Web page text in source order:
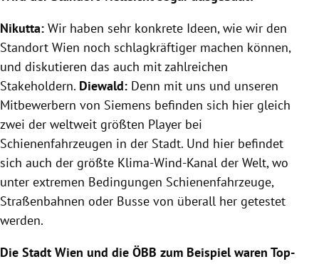
Nikutta: Wir haben sehr konkrete Ideen, wie wir den
Standort Wien noch schlagkräftiger machen können,
und diskutieren das auch mit zahlreichen
Stakeholdern. Diewald: Denn mit uns und unseren
Mitbewerbern von Siemens befinden sich hier gleich
zwei der weltweit größten Player bei
Schienenfahrzeugen in der Stadt. Und hier befindet
sich auch der größte Klima-Wind-Kanal der Welt, wo
unter extremen Bedingungen Schienenfahrzeuge,
Straßenbahnen oder Busse von überall her getestet
werden.
Die Stadt Wien und die ÖBB zum Beispiel waren Top-